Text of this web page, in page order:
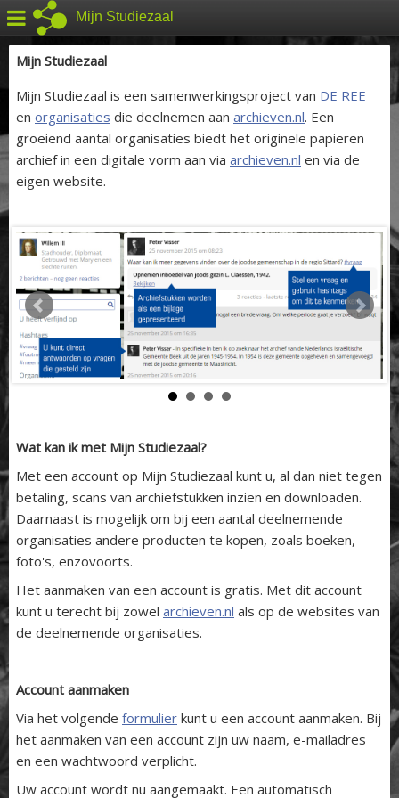
Mijn Studiezaal
Mijn Studiezaal
Mijn Studiezaal is een samenwerkingsproject van DE REE
en organisaties die deelnemen aan archieven.nl. Een
groeiend aantal organisaties biedt het originele papieren
archief in een digitale vorm aan via archieven.nl en via de
eigen website.
Wat kan ik met Mijn Studiezaal?
Met een account op Mijn Studiezaal kunt u, al dan niet tegen
betaling, scans van archiefstukken inzien en downloaden.
Daarnaast is mogelijk om bij een aantal deelnemende
organisaties andere producten te kopen, zoals boeken,
foto's, enzovoorts.
Het aanmaken van een account is gratis. Met dit account
kunt u terecht bij zowel archieven.nl als op de websites van
de deelnemende organisaties.
Account aanmaken
Via het volgende formulier kunt u een account aanmaken. Bij
het aanmaken van een account zijn uw naam, e-mailadres
en een wachtwoord verplicht.
Uw account wordt nu aangemaakt. Een automatisch